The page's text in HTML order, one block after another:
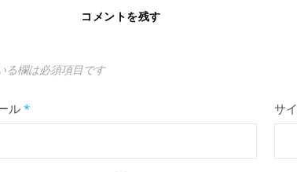
コメントを残す
る欄は必須項目です
ル* サ